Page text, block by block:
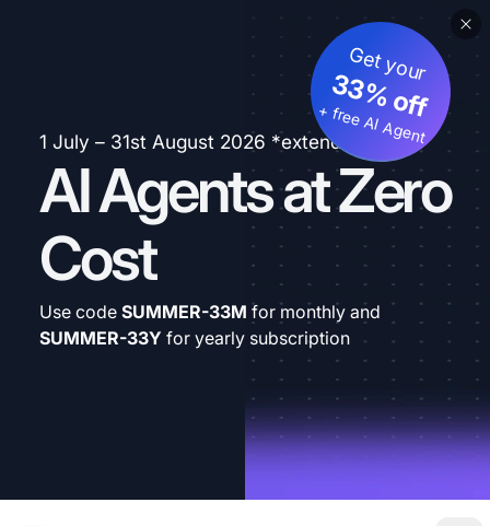
1 July – 31st August 2026 *extended
AI Agents at Zero
Cost
Get your
33% off
+ free AI Agent
Use code SUMMER-33M for monthly and
SUMMER-33Y for yearly subscription